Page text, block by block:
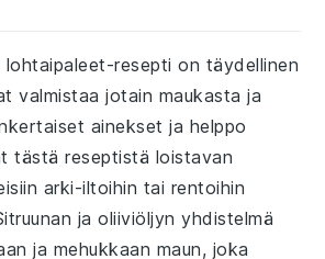
lohtaipaleet-resepti on täydellinen
valmistaa jotain maukasta ja
ainekset ja helppo
tästä reseptistä loistavan
arki-iltoihin tai rentoihin
ja oliiviöljyn yhdistelmä
ja mehukkaan maun, joka